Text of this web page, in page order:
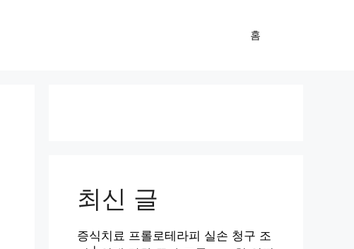
홈
최신 글
증식치료 프롤로테라피 실손 청구 조